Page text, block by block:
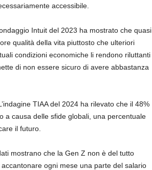
accessibile.
Intuit del 2023 ha mostrato che quasi
qualità della vita piuttosto che ulteriori
condizioni economiche li rendono riluttanti
di non essere sicuro di avere abbastanza
TIAA del 2024 ha rilevato che il 48%
a causa delle sfide globali, una percentuale
il futuro.
mostrano che la Gen Z non è del tutto
ogni mese una parte del salario